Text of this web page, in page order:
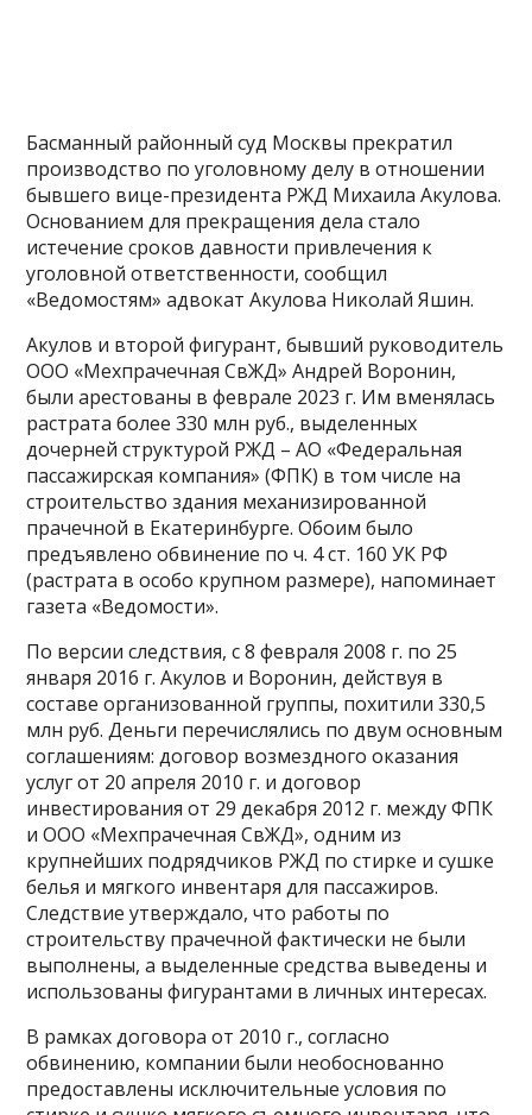
Басманный районный суд Москвы прекратил
производство по уголовному делу в отношении
бывшего вице-президента РЖД Михаила Акулова.
Основанием для прекращения дела стало
истечение сроков давности привлечения к
уголовной ответственности, сообщил
«Ведомостям» адвокат Акулова Николай Яшин.
Акулов и второй фигурант, бывший руководитель
ООО «Мехпрачечная СвЖД» Андрей Воронин,
были арестованы в феврале 2023 г. Им вменялась
растрата более 330 млн руб., выделенных
дочерней структурой РЖД – АО «Федеральная
пассажирская компания» (ФПК) в том числе на
строительство здания механизированной
прачечной в Екатеринбурге. Обоим было
предъявлено обвинение по ч. 4 ст. 160 УК РФ
(растрата в особо крупном размере), напоминает
газета «Ведомости».
По версии следствия, с 8 февраля 2008 г. по 25
января 2016 г. Акулов и Воронин, действуя в
составе организованной группы, похитили 330,5
млн руб. Деньги перечислялись по двум основным
соглашениям: договор возмездного оказания
услуг от 20 апреля 2010 г. и договор
инвестирования от 29 декабря 2012 г. между ФПК
и ООО «Мехпрачечная СвЖД», одним из
крупнейших подрядчиков РЖД по стирке и сушке
белья и мягкого инвентаря для пассажиров.
Следствие утверждало, что работы по
строительству прачечной фактически не были
выполнены, а выделенные средства выведены и
использованы фигурантами в личных интересах.
В рамках договора от 2010 г., согласно
обвинению, компании были необоснованно
предоставлены исключительные условия по